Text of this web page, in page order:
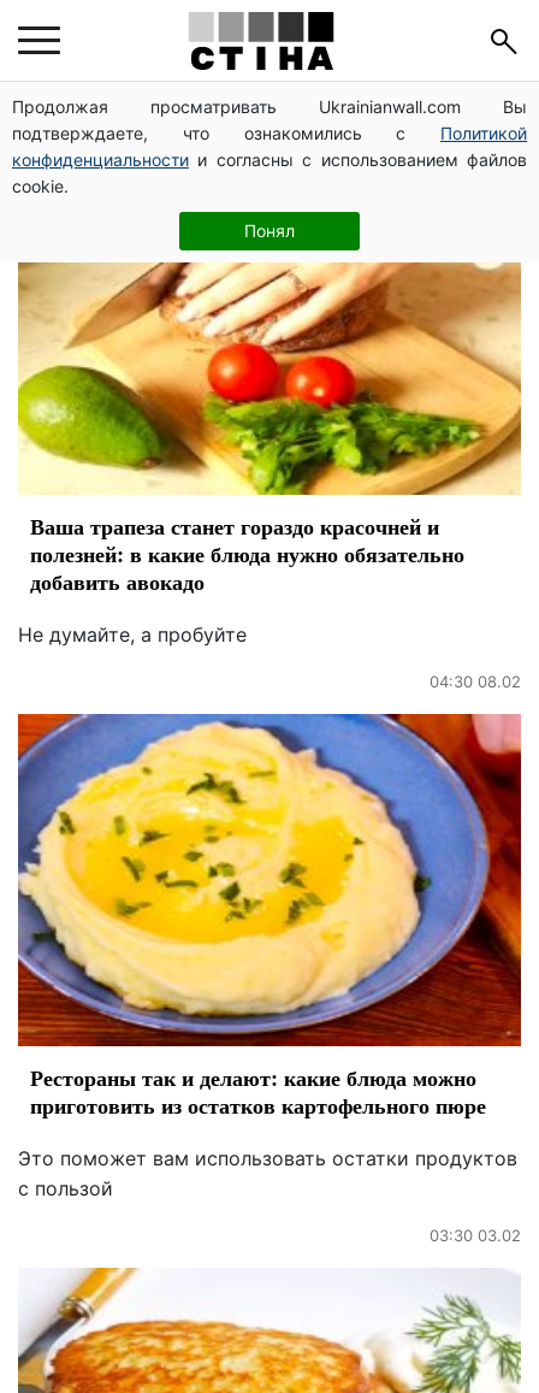
Продолжая просматривать Ukrainianwall.com Вы
подтверждаете, что ознакомились с Политикой
конфиденциальности и согласны с использованием файлов
cookie.
Понял
блюда
Ваша трапеза станет гораздо красочней и
полезней: в какие блюда нужно обязательно
добавить авокадо
Не думайте, а пробуйте
04:30 08.02
Рестораны так и делают: какие блюда можно
приготовить из остатков картофельного пюре
Это поможет вам использовать остатки продуктов
с пользой
03:30 03.02